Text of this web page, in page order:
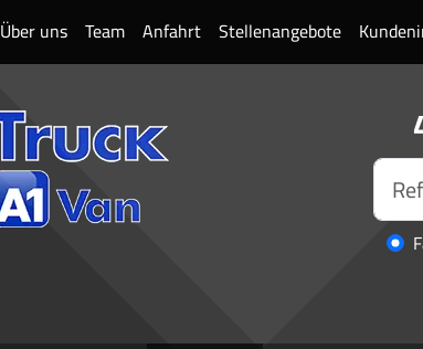
Über uns Team Anfahrt Stellenangebote